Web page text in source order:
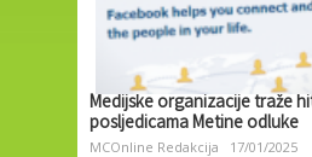
Medijske organizacije traže
posljedicama Metine odluke
MCOnline Redakcija 17/01/2025